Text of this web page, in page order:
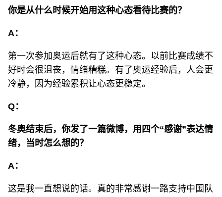
你是从什么时候开始用这种心态看待比赛的？
A：
第一次参加奥运后就有了这种心态。以前比赛成绩不
好时会很沮丧，情绪糟糕。有了奥运经验后，人会更
冷静，因为经验累积让心态更稳定。
Q：
冬奥结束后，你发了一篇微博，用四个“感谢”表达情
绪，当时怎么想的？
A：
这是我一直想说的话。真的非常感谢一路支持中国队